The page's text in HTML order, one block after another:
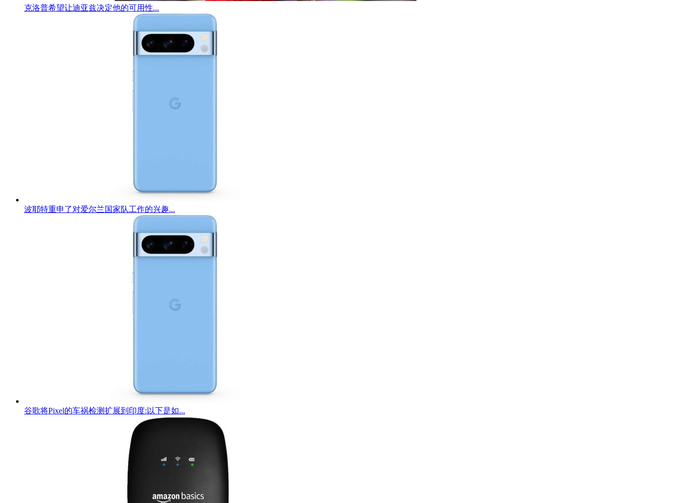
克洛普希望让迪亚兹决定他的可用性...
波耶特重申了对爱尔兰国家队工作的兴趣...
谷歌将Pixel的车祸检测扩展到印度:以下是如...